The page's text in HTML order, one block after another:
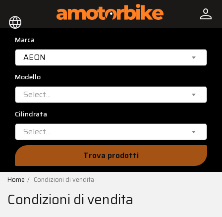
language person
Marca
AEON
Modello
Select...
Cilindrata
Select...
Trova prodotti
Home Condizioni di vendita
Condizioni di vendita